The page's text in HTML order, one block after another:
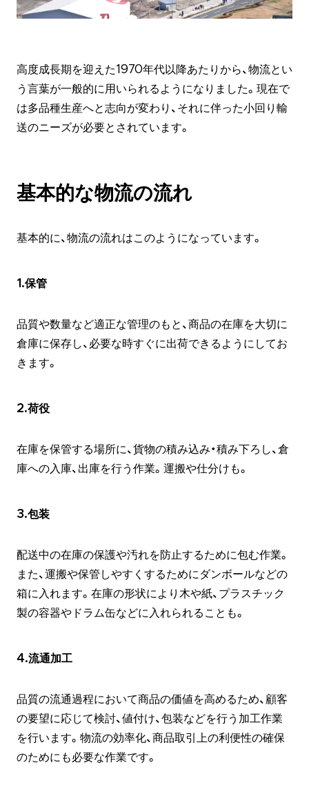
高度成長期を迎えた1970年代以降あたりから、物流とい
う言葉が一般的に用いられるようになりました。現在で
は多品種生産へと志向が変わり、それに伴った小回り輸
送のニーズが必要とされています。
基本的な物流の流れ
基本的に、物流の流れはこのようになっています。
1.保管
品質や数量など適正な管理のもと、商品の在庫を大切に
倉庫に保存し、必要な時すぐに出荷できるようにしてお
きます。
2.荷役
在庫を保管する場所に、貨物の積み込み・積み下ろし、倉
庫への入庫、出庫を行う作業。運搬や仕分けも。
3.包装
配送中の在庫の保護や汚れを防止するために包む作業。
また、運搬や保管しやすくするためにダンボールなどの
箱に入れます。在庫の形状により木や紙、プラスチック
製の容器やドラム缶などに入れられることも。
4.流通加工
品質の流通過程において商品の価値を高めるため、顧客
の要望に応じて検討、値付け、包装などを行う加工作業
を行います。物流の効率化、商品取引上の利便性の確保
のためにも必要な作業です。